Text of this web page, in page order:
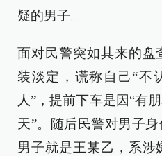
疑的男子。
面对民警突如其来的盘
装淡定，谎称自己“不
人”，提前下车是因“有
天”。随后民警对男子
男子就是王某乙，系涉